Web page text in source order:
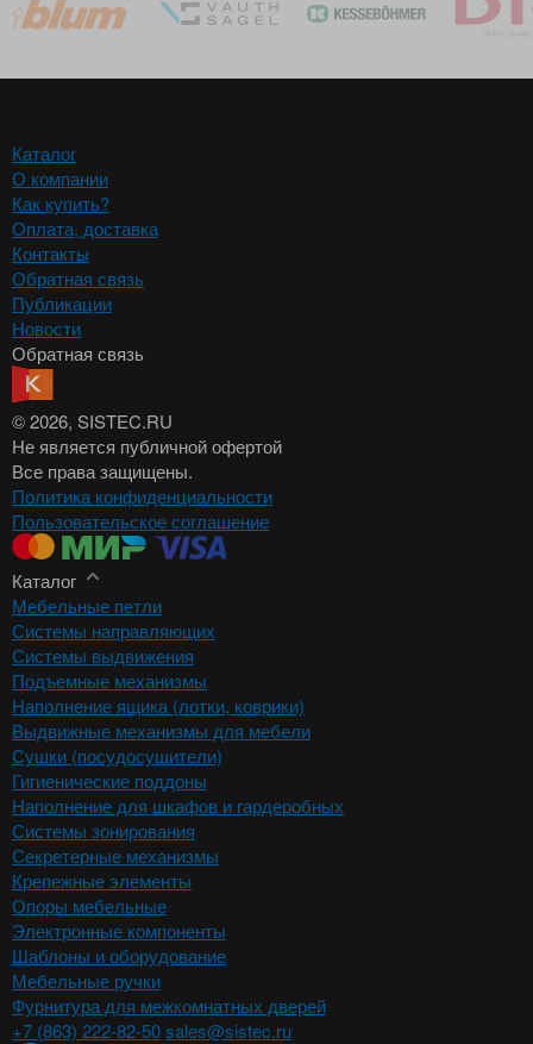
Каталог
О компании
Как купить?
Оплата, доставка
Контакты
Обратная связь
Публикации
Новости
Обратная связь
© 2026, SISTEC.RU
Не является публичной офертой
Все права защищены.
Политика конфиденциальности
Пользовательское соглашение
Каталог
Мебельные петли
Системы направляющих
Системы выдвижения
Подъемные механизмы
Наполнение ящика (лотки, коврики)
Выдвижные механизмы для мебели
Сушки (посудосушители)
Гигиенические поддоны
Наполнение для шкафов и гардеробных
Системы зонирования
Секретерные механизмы
Крепежные элементы
Опоры мебельные
Электронные компоненты
Шаблоны и оборудование
Мебельные ручки
Фурнитура для межкомнатных дверей
+7 (863) 222-82-50sales@sistec.ru